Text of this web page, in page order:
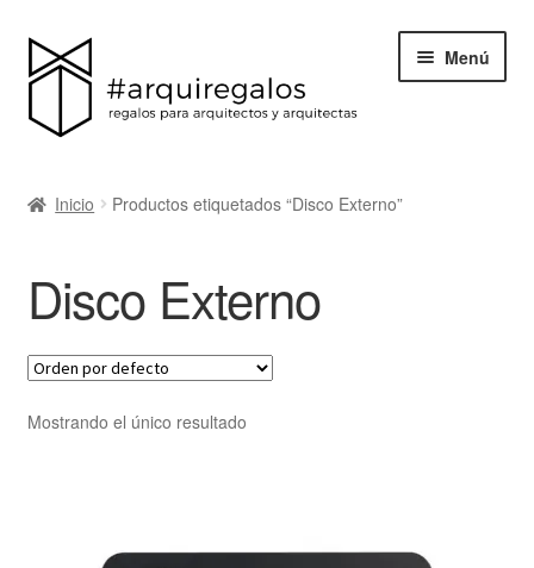
Menú
BLACK FRIDAY
Blog
Acerca de ArquiRegalos
Inicio Productos etiquetados “Disco Externo”
Disco Externo
Mostrando el único resultado